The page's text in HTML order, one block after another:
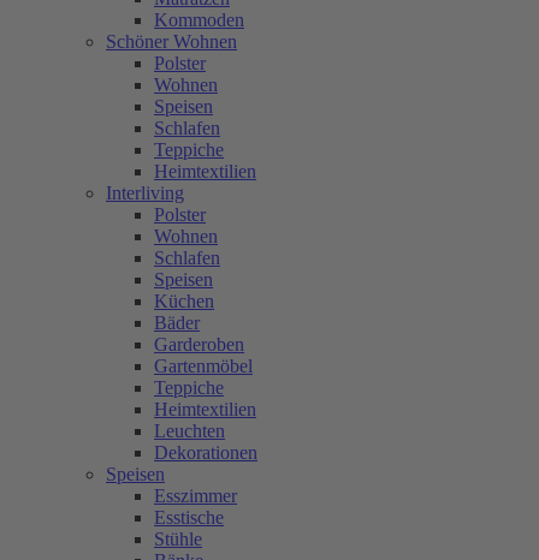
Kommoden
Schöner Wohnen
Polster
Wohnen
Speisen
Schlafen
Teppiche
Heimtextilien
Interliving
Polster
Wohnen
Schlafen
Speisen
Küchen
Bäder
Garderoben
Gartenmöbel
Teppiche
Heimtextilien
Leuchten
Dekorationen
Speisen
Esszimmer
Esstische
Stühle